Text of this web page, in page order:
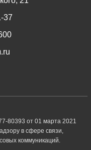
37
80393 от 01 марта 2021
в сфере связи,
коммуникаций.